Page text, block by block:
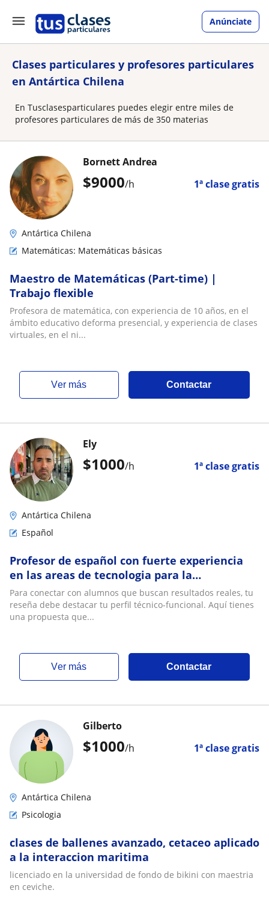
Anúnciate
Clases particulares y profesores particulares
en Antártica Chilena
En Tusclasesparticulares puedes elegir entre miles de
profesores particulares de más de 350 materias
$9000/h 1ª clase gratis
Bornett Andrea
Antártica Chilena
Matemáticas: Matemáticas básicas
Maestro de Matemáticas (Part-time) |
Trabajo flexible
Profesora de matemática, con experiencia de 10 años, en el
ámbito educativo deforma presencial, y experiencia de clases
virtuales, en el ni...
ver más Contactar
$1000/h 1ª clase gratis
Ely
Antártica Chilena
Español
Profesor de español con fuerte experiencia
en las areas de tecnologia para la
informacion y sistemas
Para conectar con alumnos que buscan resultados reales, tu
reseña debe destacar tu perfil técnico-funcional. Aquí tienes
una propuesta que...
ver más Contactar
$1000/h 1ª clase gratis
Gilberto
Antártica Chilena
Psicologia
clases de ballenes avanzado, cetaceo aplicado
a la interaccion maritima
licenciado en la universidad de fondo de bikini con maestria
en ceviche.